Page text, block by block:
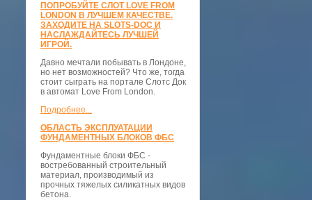
ПОПРОБУЙТЕ СЛОТ LOVE FROM
LONDON В ЛУЧШЕМ КАЧЕСТВЕ.
ЗАХОДИТЕ НА SLOTS-DOC И
НАСЛАЖДАЙТЕСЬ ЛУЧШЕЙ
ИГРОЙ.
Давно мечтали побывать в Лондоне,
но нет возможностей? Что же, тогда
стоит сыграть на портале Слотс Док
в автомат Love From London.
Подробнее...
ОБЛАСТЬ ЭКСПЛУАТАЦИИ
ФУНДАМЕНТНЫХ БЛОКОВ ФБС
Фундаментные блоки ФБС -
востребованный строительный
материал, производимый из
прочных тяжелых силикатных видов
бетона.